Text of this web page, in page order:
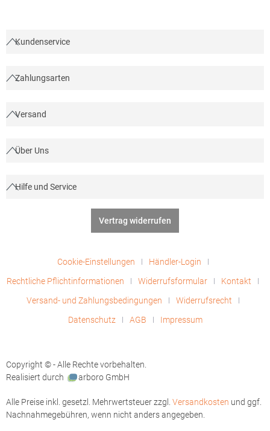
textil.de
Kundenservice
Zahlungsarten
Versand
Über Uns
Hilfe und Service
Vertrag widerrufen
Cookie-Einstellungen
Händler-Login
Rechtliche Pflichtinformationen
Widerrufsformular
Kontakt
Versand- und Zahlungsbedingungen
Widerrufsrecht
Datenschutz
AGB Impressum
Copyright © - Alle Rechte vorbehalten.
Realisiert durch
arboro GmbH
Alle Preise inkl. gesetzl. Mehrwertsteuer zzgl. Versandkosten und ggf.
Nachnahmegebühren, wenn nicht anders angegeben.